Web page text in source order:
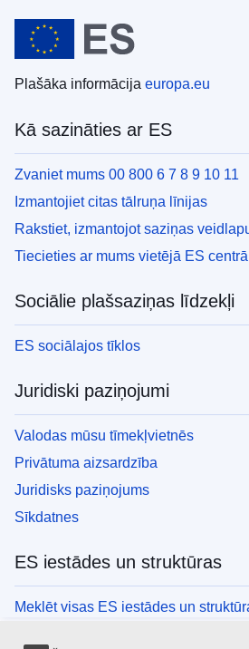
Plašāka informācija europa.eu
Kā sazināties ar ES
Zvaniet mums 00 800 6 7 8 9 10 11
Izmantojiet citas tālruņa līnijas
Rakstiet, izmantojot saziņas
Tiecieties ar mums vietējā ES centrā
Sociālie plašsaziņas līdzekļi
ES sociālajos tīklos
Juridiski paziņojumi
Valodas mūsu tīmekļvietnēs
Privātuma aizsardzība
Juridisks paziņojums
Sīkdatnes
ES iestādes un struktūras
Meklēt visas ES iestādes un